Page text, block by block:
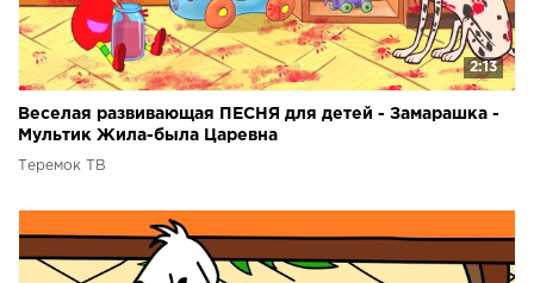
2:13
Веселая развивающая ПЕСНЯ для детей - Замарашка -
Мультик Жила-была Царевна
Теремок ТВ